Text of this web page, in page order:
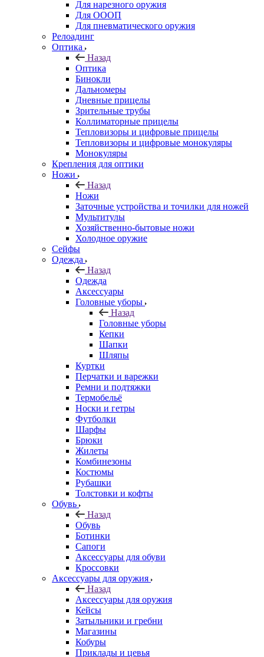
Для нарезного оружия
Для ОООП
Для пневматического оружия
Релоадинг
Оптика
Назад
Оптика
Бинокли
Дальномеры
Дневные прицелы
Зрительные трубы
Коллиматорные прицелы
Тепловизоры и цифровые прицелы
Тепловизоры и цифровые монокуляры
Монокуляры
Крепления для оптики
Ножи
Назад
Ножи
Заточные устройства и точилки для ножей
Мультитулы
Хозяйственно-бытовые ножи
Холодное оружие
Сейфы
Одежда
Назад
Одежда
Аксессуары
Головные уборы
Назад
Головные уборы
Кепки
Шапки
Шляпы
Куртки
Перчатки и варежки
Ремни и подтяжки
Термобельё
Носки и гетры
Футболки
Шарфы
Брюки
Жилеты
Комбинезоны
Костюмы
Рубашки
Толстовки и кофты
Обувь
Назад
Обувь
Ботинки
Сапоги
Аксессуары для обуви
Кроссовки
Аксессуары для оружия
Назад
Аксессуары для оружия
Кейсы
Затыльники и гребни
Магазины
Кобуры
Приклады и цевья